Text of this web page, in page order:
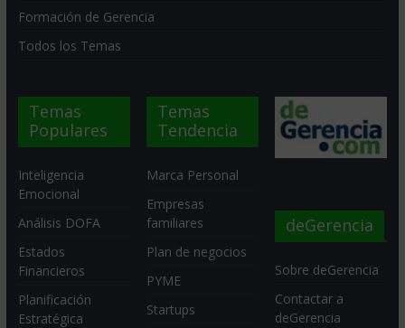
Formación de Gerencia
Todos los Temas
Temas
Populares
Inteligencia
Emocional
Análisis DOFA
Estados
Financieros
Planificación
Estratégica
Temas
Tendencia
Marca Personal
Empresas
familiares
Plan de negocios
PYME
Startups
deGerencia
Sobre deGerencia
Contactar a
deGerencia